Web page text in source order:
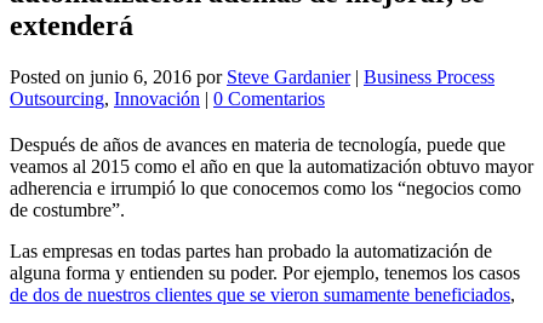
extenderá
Posted on junio 6, 2016 por Steve Gardanier| Business Process
Outsourcing, Innovación | 0 Comentarios
Después de años de avances en materia de tecnología, puede que
veamos al 2015 como el año en que la automatización obtuvo mayor
adherencia e irrumpió lo que conocemos como los “negocios como
de costumbre”.
Las empresas en todas partes han probado la automatización de
alguna forma y entienden su poder. Por ejemplo, tenemos los casos
de dos de nuestros clientes que se vieron sumamente beneficiados,